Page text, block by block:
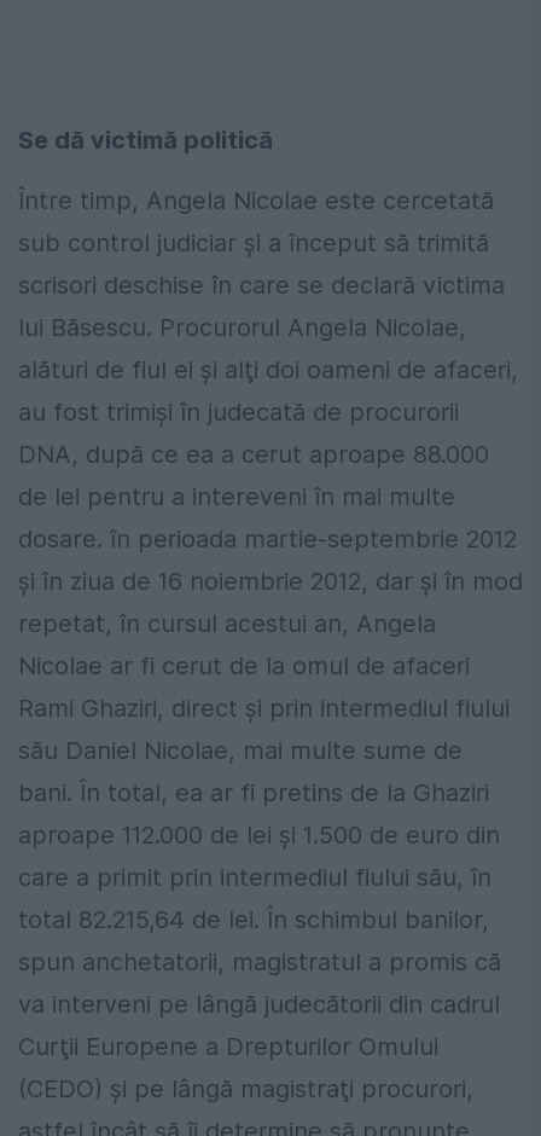
Se dă victimă politică
Între timp, Angela Nicolae este cercetată
sub control judiciar și a început să trimită
scrisori deschise în care se declară victima
lui Băsescu. Procurorul Angela Nicolae,
alături de fiul ei şi alţi doi oameni de afaceri,
au fost trimişi în judecată de procurorii
DNA, după ce ea a cerut aproape 88.000
de lei pentru a intereveni în mai multe
dosare. în perioada martie-septembrie 2012
şi în ziua de 16 noiembrie 2012, dar şi în mod
repetat, în cursul acestui an, Angela
Nicolae ar fi cerut de la omul de afaceri
Rami Ghaziri, direct şi prin intermediul fiului
său Daniel Nicolae, mai multe sume de
bani. În total, ea ar fi pretins de la Ghaziri
aproape 112.000 de lei şi 1.500 de euro din
care a primit prin intermediul fiului său, în
total 82.215,64 de lei. În schimbul banilor,
spun anchetatorii, magistratul a promis că
va interveni pe lângă judecătorii din cadrul
Curţii Europene a Drepturilor Omului
(CEDO) şi pe lângă magistraţi procurori,